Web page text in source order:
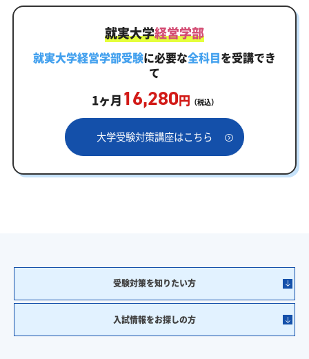
就実大学経営学部
就実大学経営学部受験に必要な全科目を受講でき
て
1ヶ月 16,280円 （税込）
大学受験対策講座はこちら
受験対策を知りたい方
入試情報をお探しの方